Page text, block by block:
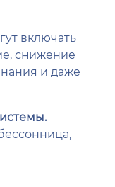
включать
снижение
и даже